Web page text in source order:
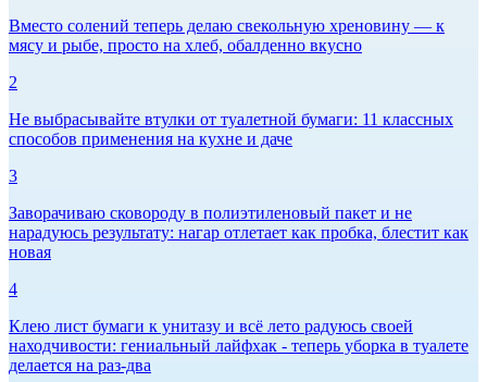
Вместо солений теперь делаю свекольную хреновину — к
мясу и рыбе, просто на хлеб, обалденно вкусно
2
Не выбрасывайте втулки от туалетной бумаги: 11 классных
способов применения на кухне и даче
3
Заворачиваю сковороду в полиэтиленовый пакет и не
нарадуюсь результату: нагар отлетает как пробка, блестит как
новая
4
Клею лист бумаги к унитазу и всё лето радуюсь своей
находчивости: гениальный лайфхак - теперь уборка в туалете
делается на раз-два